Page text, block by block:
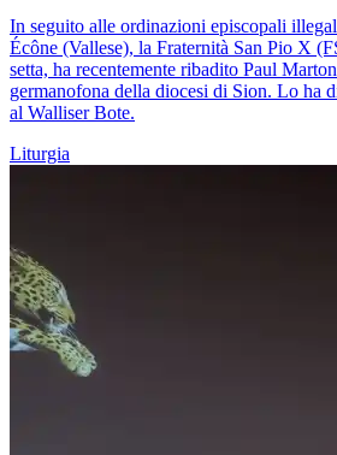
In seguito alle ordinazioni episcopali
Écône (Vallese), la Fraternità San Pio X
setta, ha recentemente ribadito Paul
germanofona della diocesi di Sion. Lo ha
al Walliser Bote.
Liturgia